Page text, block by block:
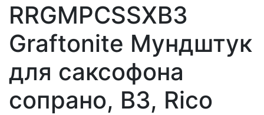
RRGMPCSSXB3
Graftonite Мундштук
для саксофона
сопрано, В3, Rico